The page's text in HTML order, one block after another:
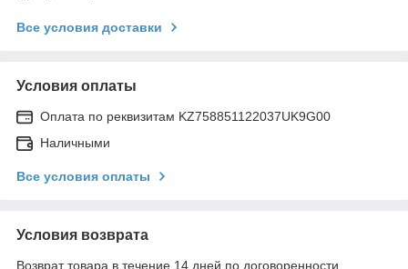
Все условия доставки
Условия оплаты
Оплата по реквизитам KZ758851122037UK9G00
Наличными
Все условия оплаты
Условия возврата
Возврат товара в течение 14 дней по договоренности